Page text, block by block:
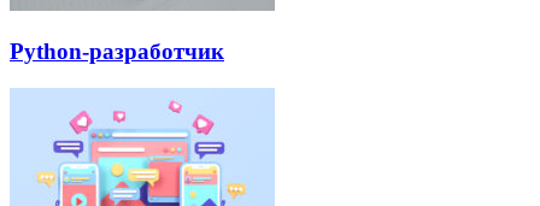
Python-разработчик